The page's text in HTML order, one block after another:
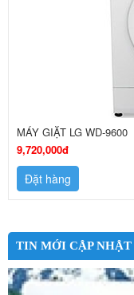
MÁY GIẶT LG WD-9600
9,720,000đ
Đặt hàng
TIN MỚI CẬP NHẬT